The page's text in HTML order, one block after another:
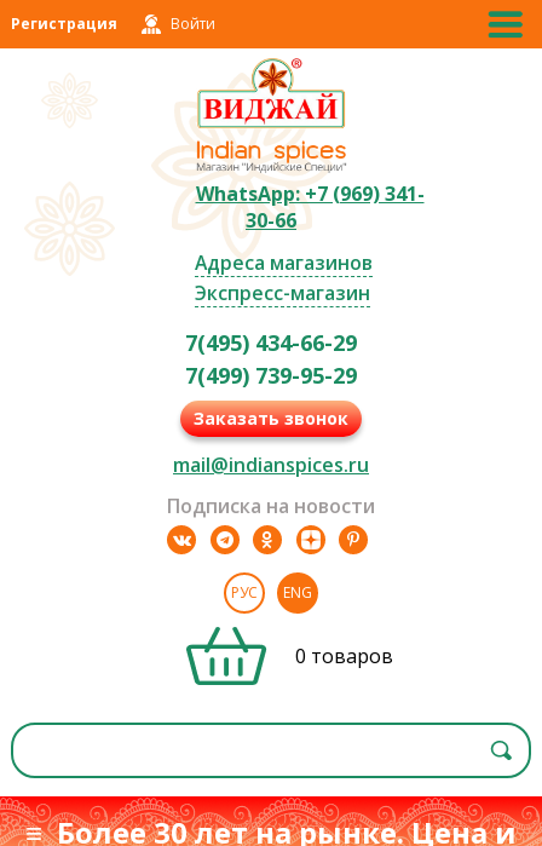
Регистрация Войти
WhatsApp: +7 (969) 341-
30-66
Адреса магазинов
Экспресс-магазин
7(495) 434-66-29
7(499) 739-95-29
Заказать звонок
mail@indianspices.ru
Подписка на новости
РУС ENG
0 товаров
≡ Более 30 лет на рынке. Цена и